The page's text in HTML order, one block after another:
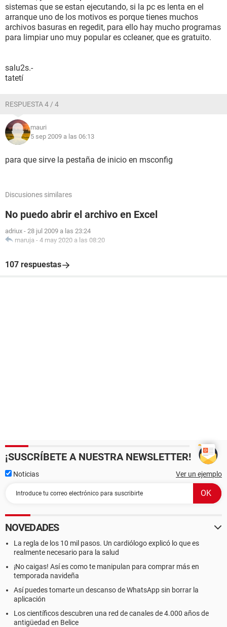
sistemas que se estan ejecutando, si la pc es lenta en el
arranque uno de los motivos es porque tienes muchos
archivos basuras en regedit, para ello hay mucho programas
para limpiar uno muy popular es ccleaner, que es gratuito.
salu2s.-
tatetí
RESPUESTA 4 / 4
mauri
5 sep 2009 a las 06:13
para que sirve la pestaña de inicio en msconfig
Discusiones similares
No puedo abrir el archivo en Excel
adriux - 28 jul 2009 a las 23:24
maruja - 4 may 2020 a las 08:20
107 respuestas
¡SUSCRÍBETE A NUESTRA NEWSLETTER!
Noticias Ver un ejemplo
NOVEDADES
La regla de los 10 mil pasos. Un cardiólogo explicó lo que es
realmente necesario para la salud
¡No caigas! Así es como te manipulan para comprar más en
temporada navideña
Así puedes tomarte un descanso de WhatsApp sin borrar la
aplicación
Los científicos descubren una red de canales de 4.000 años de
antigüedad en Belice